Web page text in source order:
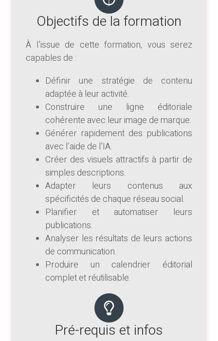
Objectifs de la formation
À l’issue de cette formation, vous serez
capables de :
Définir une stratégie de contenu
adaptée à leur activité.
Construire une ligne éditoriale
cohérente avec leur image de marque.
Générer rapidement des publications
avec l’aide de l’IA.
Créer des visuels attractifs à partir de
simples descriptions.
Adapter leurs contenus aux
spécificités de chaque réseau social.
Planifier et automatiser leurs
publications.
Analyser les résultats de leurs actions
de communication.
Produire un calendrier éditorial
complet et réutilisable.
Pré-requis et infos